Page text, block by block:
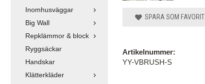
Inomhusväggar
Big Wall
Repklämmor & block
Ryggsäckar
Handskar
Klätterkläder
SPARA SOM FAVORIT
Artikelnummer:
YY-VBRUSH-S